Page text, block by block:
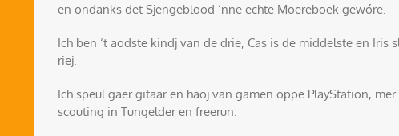
en ondanks det Sjengeblood ‘nne echte Moereboek gewóre.
Ich ben ‘t aodste kindj van de drie, Cas is de middelste en Iris
riej.
Ich speul gaer gitaar en haoj van gamen oppe PlayStation,
scouting in Tungelder en freerun.